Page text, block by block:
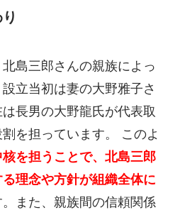
島三郎さんの親族によっ
立当初は妻の大野雅子さ
長男の大野龍氏が代表取
を担っています。 このよ
を担うことで、北島三郎
理念や方針が組織全体に
また、親族間の信頼関係